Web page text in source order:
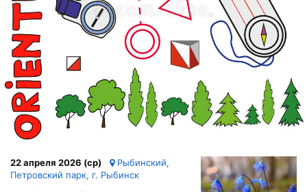
22 апреля 2026 (ср)
Рыбинский,
Петровский парк, г. Рыбинск